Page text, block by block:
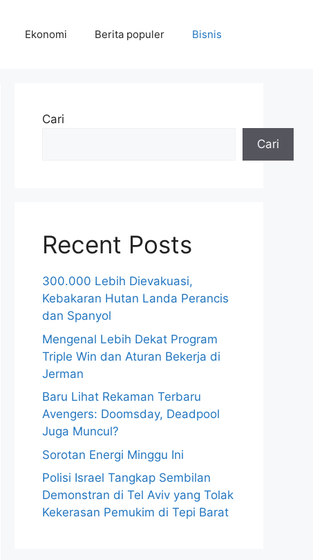
Ekonomi Berita populer Bisnis
Cari
Cari
Recent Posts
300.000 Lebih Dievakuasi,
Kebakaran Hutan Landa Perancis
dan Spanyol
Mengenal Lebih Dekat Program
Triple Win dan Aturan Bekerja di
Jerman
Baru Lihat Rekaman Terbaru
Avengers: Doomsday, Deadpool
Juga Muncul?
Sorotan Energi Minggu Ini
Polisi Israel Tangkap Sembilan
Demonstran di Tel Aviv yang Tolak
Kekerasan Pemukim di Tepi Barat